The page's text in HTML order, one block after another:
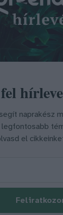
naprakész
el